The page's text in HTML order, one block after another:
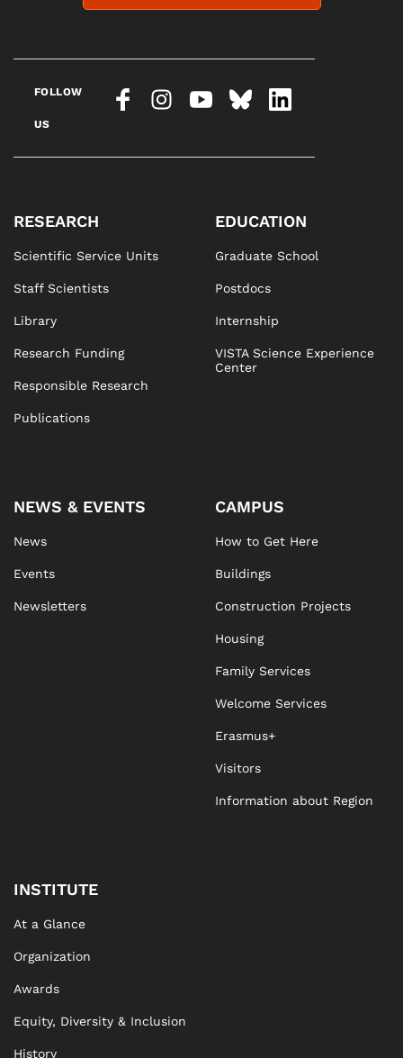
FOLLOW
US
RESEARCH
Scientific Service Units
Staff Scientists
Library
Research Funding
Responsible Research
Publications
EDUCATION
Graduate School
Postdocs
Internship
VISTA Science Experience
Center
NEWS & EVENTS
News
Events
Newsletters
CAMPUS
How to Get Here
Buildings
Construction Projects
Housing
Family Services
Welcome Services
Erasmus+
Visitors
Information about Region
INSTITUTE
At a Glance
Organization
Awards
Equity, Diversity & Inclusion
History